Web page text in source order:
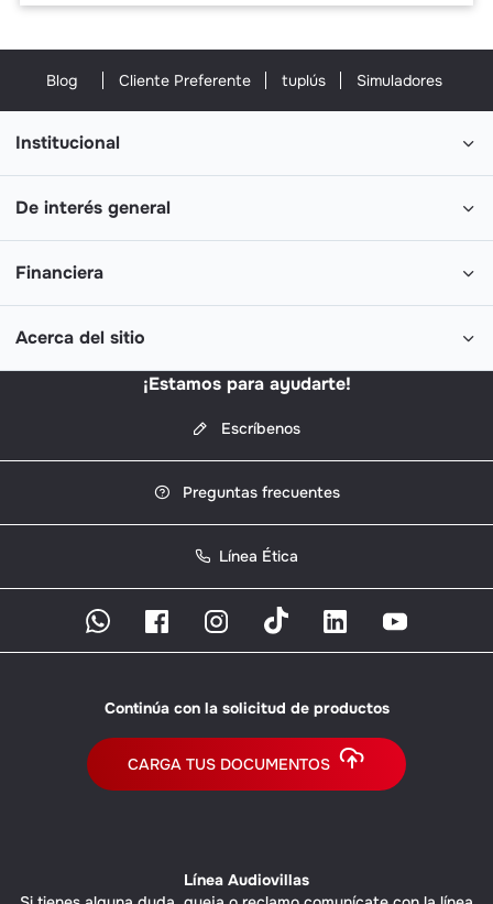
Blog Cliente Preferente tuplús Simuladores
Institucional
De interés general
Financiera
Acerca del sitio
¡Estamos para ayudarte!
Escríbenos
Preguntas frecuentes
Línea Ética
Continúa con la solicitud de productos
CARGA TUS DOCUMENTOS
Línea Audiovillas